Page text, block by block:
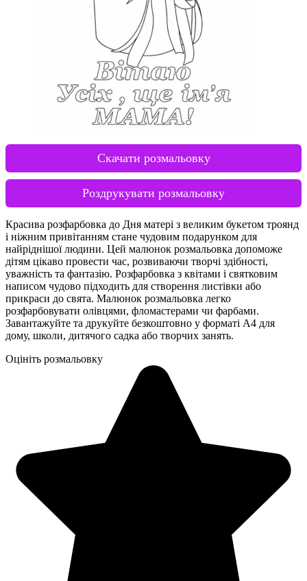
Скачати розмальовку
Роздрукувати розмальовку
Красива розфарбовка до Дня матері з великим букетом троянд
і ніжним привітанням стане чудовим подарунком для
найріднішої людини. Цей малюнок розмальовка допоможе
дітям цікаво провести час, розвиваючи творчі здібності,
уважність та фантазію. Розфарбовка з квітами і святковим
написом чудово підходить для створення листівки або
прикраси до свята. Малюнок розмальовка легко
розфарбовувати олівцями, фломастерами чи фарбами.
Завантажуйте та друкуйте безкоштовно у форматі А4 для
дому, школи, дитячого садка або творчих занять.
Оцініть розмальовку